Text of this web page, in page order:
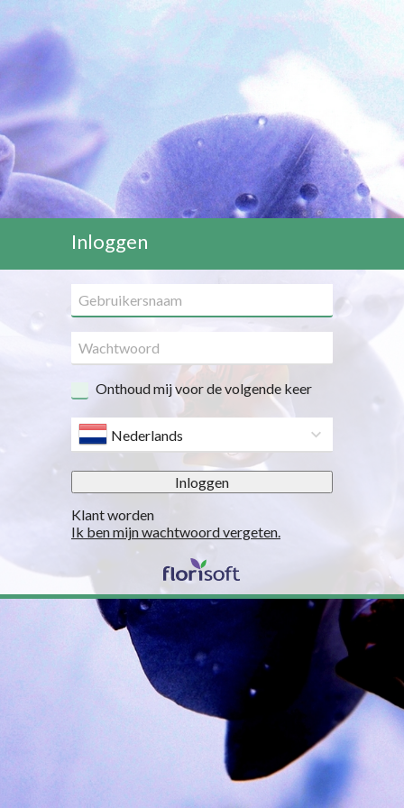
Inloggen
Onthoud mij voor de volgende keer
Nederlands
Inloggen
Klant worden
Ik ben mijn wachtwoord vergeten.